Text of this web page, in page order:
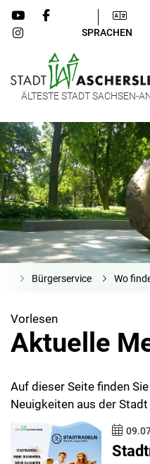
SPRACHEN
ÄLTESTE STADT SACHSEN-
Bürgerservice Wo
Vorlesen
Aktuelle
Auf dieser Seite finden
Neuigkeiten aus der